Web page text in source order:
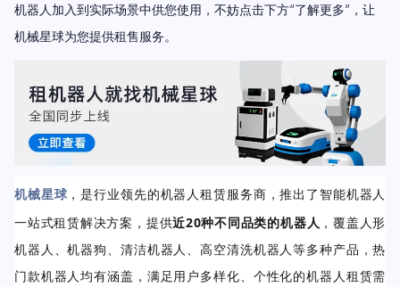
机器人加入到实际场景中供您使用，不妨点击下方“了解更多”，让
机械星球为您提供租售服务。
机械星球 ，是行业领先的机器人租赁服务商，推出了智能机器人
一站式租赁解决方案，提供近20种不同品类的机器人 ，覆盖人形
机器人、机器狗、清洁机器人、高空清洗机器人等多种产品，热
门款机器人均有涵盖，满足用户多样化、个性化的机器人租赁需